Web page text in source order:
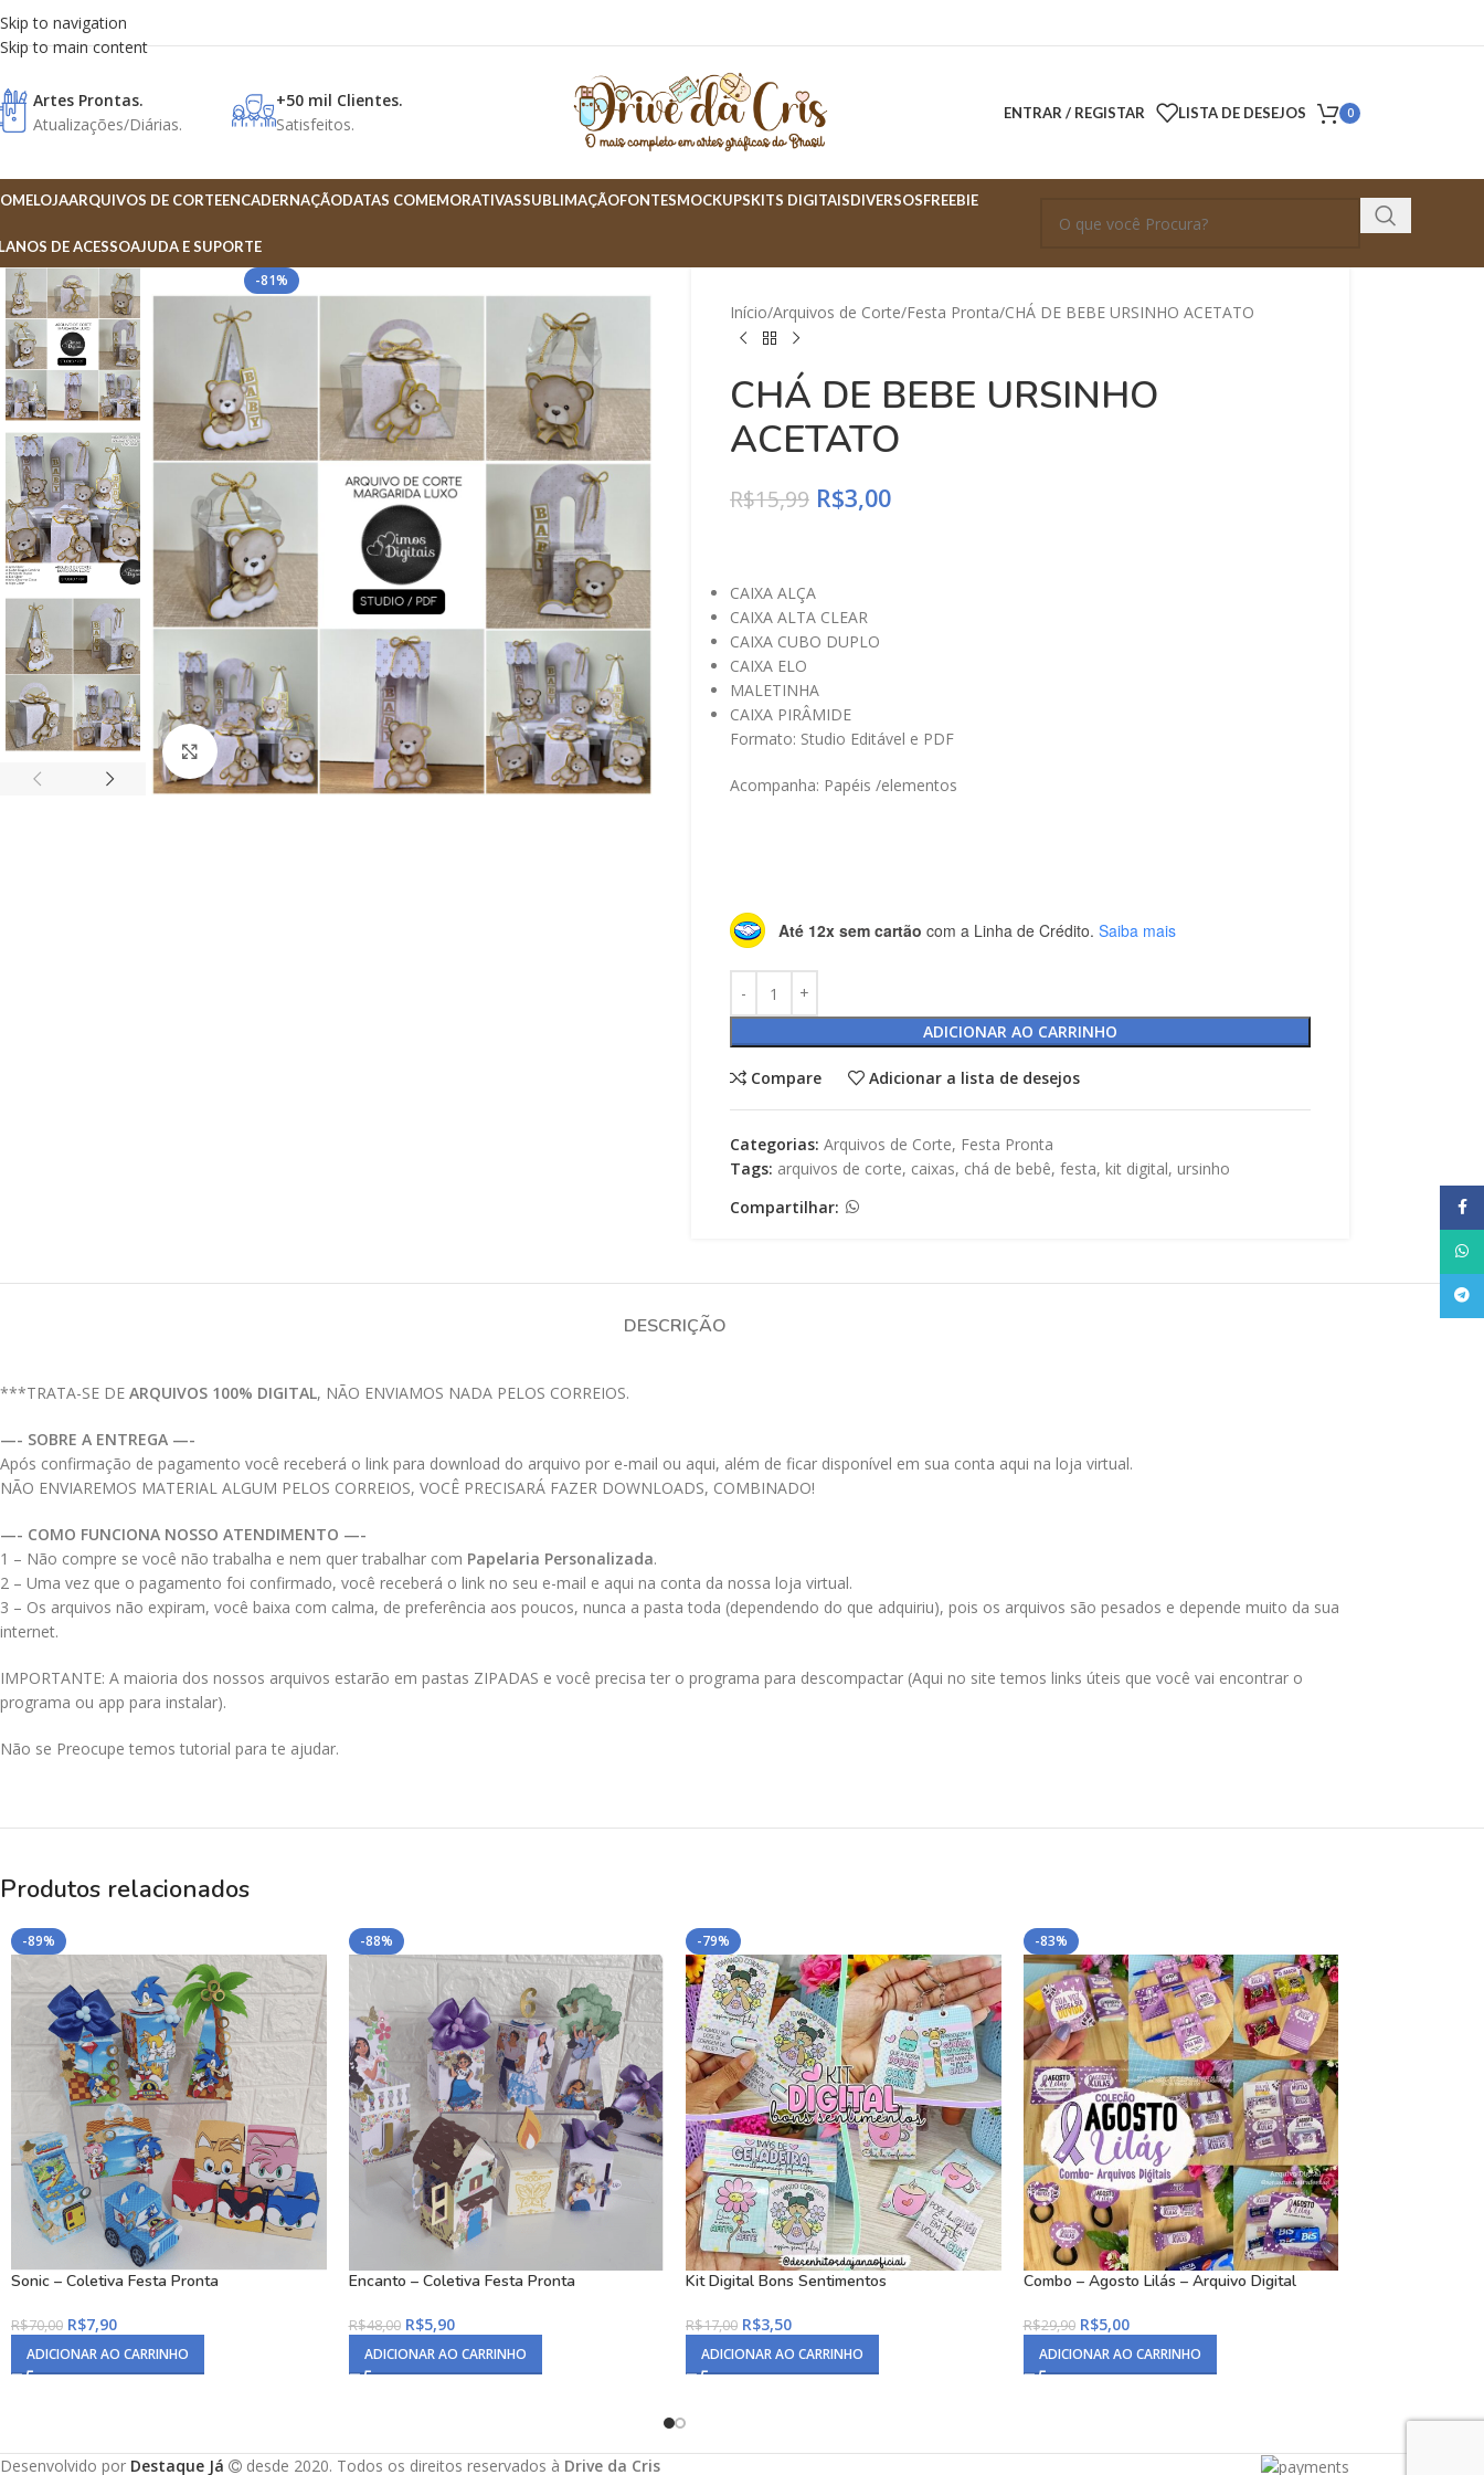
Skip to navigation
Skip to main content
Artes Prontas.
Atualizações/Diárias.
+50 mil Clientes.
Satisfeitos.
ENTRAR / REGISTAR LISTA DE DESEJOS 0
LOJAARQUIVOS DE CORTEENCADERNAÇÃODATAS COMEMORATIVASSUBLIMAÇÃOFONTESMOCKUPSKITS DIGITAISDIVERSOSFREEBIE
DE ACESSOAJUDA E SUPORTE
-81%
Click to enlarge
Início Arquivos de Corte Festa Pronta CHÁ DE BEBE URSINHO ACETATO
CHÁ DE BEBE URSINHO
ACETATO
R$15,99 R$3,00
CAIXA ALÇA
CAIXA ALTA CLEAR
CAIXA CUBO DUPLO
CAIXA ELO
MALETINHA
CAIXA PIRÂMIDE
Formato: Studio Editável e PDF
Acompanha: Papéis /elementos
Até 12x sem cartão com a Linha de Crédito. Saiba mais
ADICIONAR AO CARRINHO
Compare Adicionar a lista de desejos
Categorias: Arquivos de Corte, Festa Pronta
Tags: arquivos de corte, caixas, chá de bebê, festa, kit digital, ursinho
Compartilhar:
DESCRIÇÃO
***TRATA-SE DE ARQUIVOS 100% DIGITAL, NÃO ENVIAMOS NADA PELOS CORREIOS.
—- SOBRE A ENTREGA —-
Após confirmação de pagamento você receberá o link para download do arquivo por e-mail ou aqui, além de ficar disponível em sua conta aqui na loja virtual.
NÃO ENVIAREMOS MATERIAL ALGUM PELOS CORREIOS, VOCÊ PRECISARÁ FAZER DOWNLOADS, COMBINADO!
—- COMO FUNCIONA NOSSO ATENDIMENTO —-
1 – Não compre se você não trabalha e nem quer trabalhar com Papelaria Personalizada.
2 – Uma vez que o pagamento foi confirmado, você receberá o link no seu e-mail e aqui na conta da nossa loja virtual.
3 – Os arquivos não expiram, você baixa com calma, de preferência aos poucos, nunca a pasta toda (dependendo do que adquiriu), pois os arquivos são pesados e depende muito da sua
internet.
IMPORTANTE: A maioria dos nossos arquivos estarão em pastas ZIPADAS e você precisa ter o programa para descompactar (Aqui no site temos links úteis que você vai encontrar o
programa ou app para instalar).
Não se Preocupe temos tutorial para te ajudar.
Produtos relacionados
-89%
Sonic – Coletiva Festa Pronta
R$70,00 R$7,90
ADICIONAR AO CARRINHO
-88%
Encanto – Coletiva Festa Pronta
R$48,00 R$5,90
ADICIONAR AO CARRINHO
-79%
Kit Digital Bons Sentimentos
R$17,00 R$3,50
ADICIONAR AO CARRINHO
-83%
Combo – Agosto Lilás – Arquivo Digital
R$29,90 R$5,00
ADICIONAR AO CARRINHO
Desenvolvido por Destaque Já desde 2020. Todos os direitos reservados à Drive da Cris Bianca Lacabou de comprar